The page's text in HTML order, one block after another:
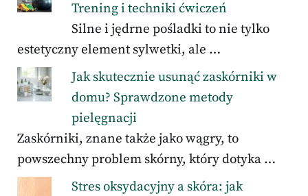
Trening i techniki ćwiczeń
Silne i jędrne pośladki to nie tylko
estetyczny element sylwetki, ale …
Jak skutecznie usunąć zaskórniki w
domu? Sprawdzone metody
pielęgnacji
Zaskórniki, znane także jako wągry, to
powszechny problem skórny, który dotyka …
Stres oksydacyjny a skóra: jak